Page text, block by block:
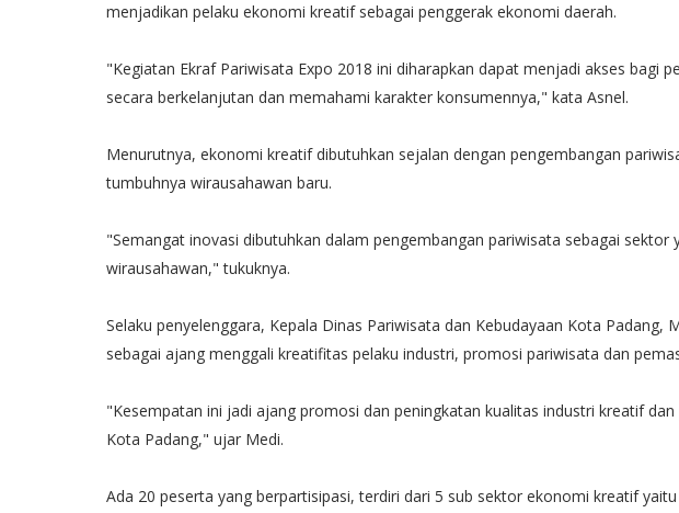
menjadikan pelaku ekonomi kreatif sebagai penggerak ekonomi daerah.
"Kegiatan Ekraf Pariwisata Expo 2018 ini diharapkan dapat menjadi akses bagi
secara berkelanjutan dan memahami karakter konsumennya," kata Asnel.
Menurutnya, ekonomi kreatif dibutuhkan sejalan dengan pengembangan
tumbuhnya wirausahawan baru.
"Semangat inovasi dibutuhkan dalam pengembangan pariwisata sebagai sektor
wirausahawan," tukuknya.
Selaku penyelenggara, Kepala Dinas Pariwisata dan Kebudayaan Kota Padang,
sebagai ajang menggali kreatifitas pelaku industri, promosi pariwisata dan
"Kesempatan ini jadi ajang promosi dan peningkatan kualitas industri kreatif
Kota Padang," ujar Medi.
Ada 20 peserta yang berpartisipasi, terdiri dari 5 sub sektor ekonomi kreatif